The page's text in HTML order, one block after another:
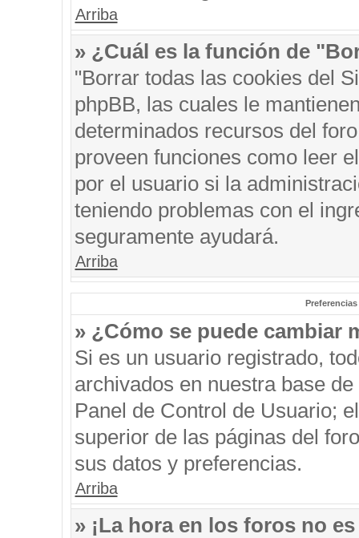
Arriba
» ¿Cuál es la función de
"Borrar todas las cookies del
phpBB, las cuales le
determinados recursos del
proveen funciones como leer
por el usuario si la
teniendo problemas con el
seguramente ayudará.
Arriba
» ¿Cómo se puede cambiar
Si es un usuario registrado,
archivados en nuestra base
Panel de Control de Usuario;
superior de las páginas del
sus datos y preferencias.
Arriba
» ¡La hora en los foros no